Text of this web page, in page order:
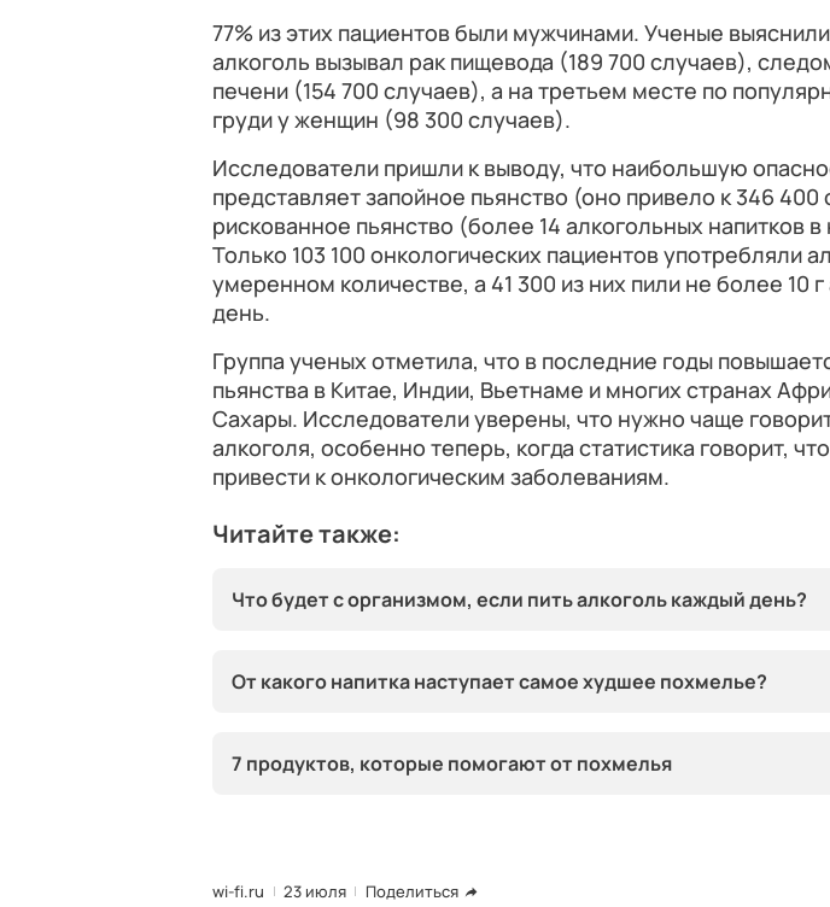
77% из этих пациентов были мужчинами. Ученые
алкоголь вызывал рак пищевода (189 700 случаев),
печени (154 700 случаев), а на третьем месте по
груди у женщин (98 300 случаев).
Исследователи пришли к выводу, что наибольшую
представляет запойное пьянство (оно привело к 346 400
рискованное пьянство (более 14 алкогольных напитков
Только 103 100 онкологических пациентов употребляли
умеренном количестве, а 41 300 из них пили не более 10 г
день.
Группа ученых отметила, что в последние годы
пьянства в Китае, Индии, Вьетнаме и многих странах
Сахары. Исследователи уверены, что нужно чаще
алкоголя, особенно теперь, когда статистика говорит,
привести к онкологическим заболеваниям.
Читайте также:
Что будет с организмом, если пить алкоголь каждый день?
От какого напитка наступает самое худшее похмелье?
7 продуктов, которые помогают от похмелья
wi-fi.ru 23 июля Поделиться